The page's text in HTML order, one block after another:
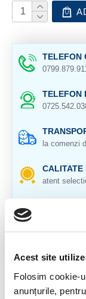
Acest site
Folosim cookie-
anunțurile,
TELEFON
TELEFON
la comenzi
CALITATE
atent
pentru toate
DESCRIERE